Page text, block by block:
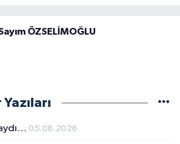
ÖZSELİMOĞLU
05.08.2026